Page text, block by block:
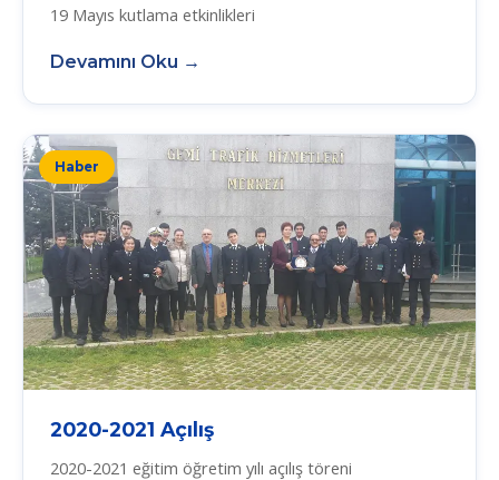
19 Mayıs kutlama etkinlikleri
Devamını Oku →
Haber
2020-2021 Açılış
2020-2021 eğitim öğretim yılı açılış töreni